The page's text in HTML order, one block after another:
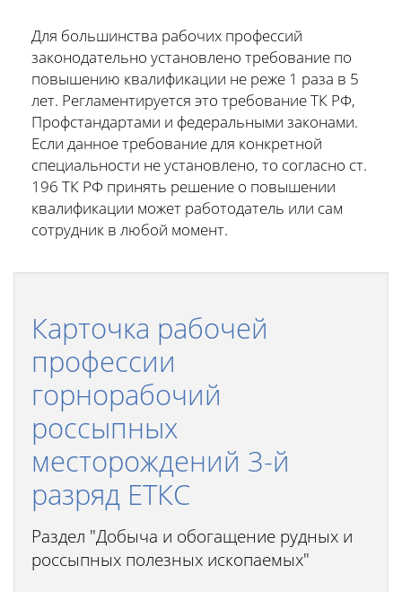
Для большинства рабочих профессий
законодательно установлено требование по
повышению квалификации не реже 1 раза в 5
лет. Регламентируется это требование ТК РФ,
Профстандартами и федеральными законами.
Если данное требование для конкретной
специальности не установлено, то согласно ст.
196 ТК РФ принять решение о повышении
квалификации может работодатель или сам
сотрудник в любой момент.
Карточка рабочей
профессии
горнорабочий
россыпных
месторождений 3-й
разряд ЕТКС
Раздел "Добыча и обогащение рудных и
россыпных полезных ископаемых"